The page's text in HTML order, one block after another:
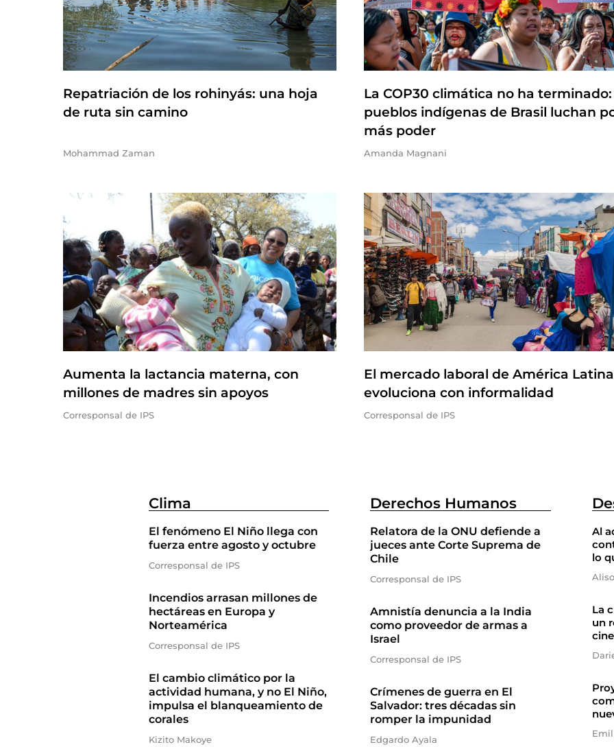
Repatriación de los rohinyás: una hoja
de ruta sin camino
Mohammad Zaman
La COP30 climática no ha terminado:
pueblos indígenas de Brasil luchan
más poder
Amanda Magnani
Aumenta la lactancia materna, con
millones de madres sin apoyos
Corresponsal de IPS
El mercado laboral de América Latina
evoluciona con informalidad
Corresponsal de IPS
Clima
El fenómeno El Niño llega con
fuerza entre agosto y octubre
Corresponsal de IPS
Incendios arrasan millones de
hectáreas en Europa y
Norteamérica
Corresponsal de IPS
El cambio climático por la
actividad humana, y no El Niño,
impulsa el blanqueamiento de
corales
Kizito Makoye
Derechos Humanos
Relatora de la ONU defiende a
jueces ante Corte Suprema de
Chile
Corresponsal de IPS
Amnistía denuncia a la India
como proveedor de armas a
Israel
Corresponsal de IPS
Crímenes de guerra en El
Salvador: tres décadas sin
romper la impunidad
Edgardo Ayala
Al
lo
La
un
cine